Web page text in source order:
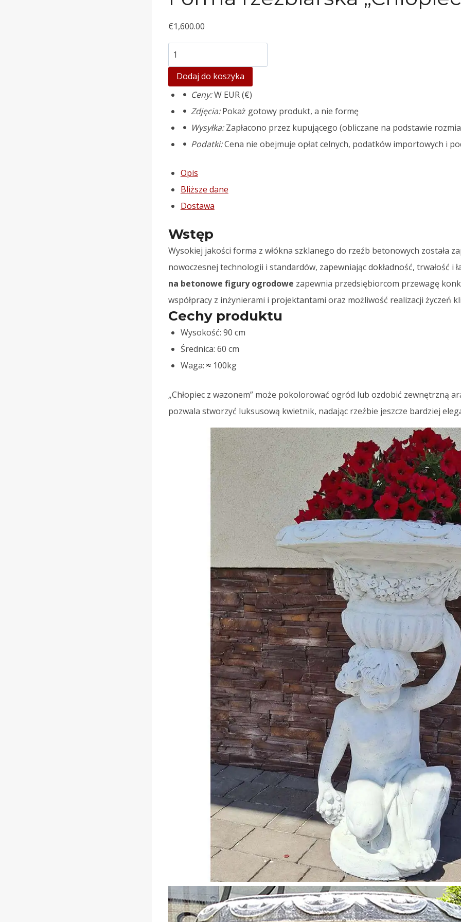
€1,600.00
ilość
Sculpture
mould
"Boy
with
a
vase"
Dodaj do koszyka
Ceny:W EUR (€)
Zdjęcia:Pokaż gotowy produkt, a nie formę
Wysyłka:Zapłacono przez kupującego (obliczane na podstawie
Podatki:Cena nie obejmuje opłat celnych, podatków importowych i
Opis
Bliższe dane
Dostawa
Wstęp
Wysokiej jakości forma z włókna szklanego do rzeźb betonowych została
nowoczesnej technologii i standardów, zapewniając dokładność, trwałość i
na betonowe figury ogrodowe zapewnia przedsiębiorcom przewagę
współpracy z inżynierami i projektantami oraz możliwość realizacji życzeń
Cechy produktu
Wysokość: 90 cm
Średnica: 60 cm
Waga: ≈ 100kg
„Chłopiec z wazonem” może pokolorować ogród lub ozdobić zewnętrzną
pozwala stworzyć luksusową kwietnik, nadając rzeźbie jeszcze bardziej